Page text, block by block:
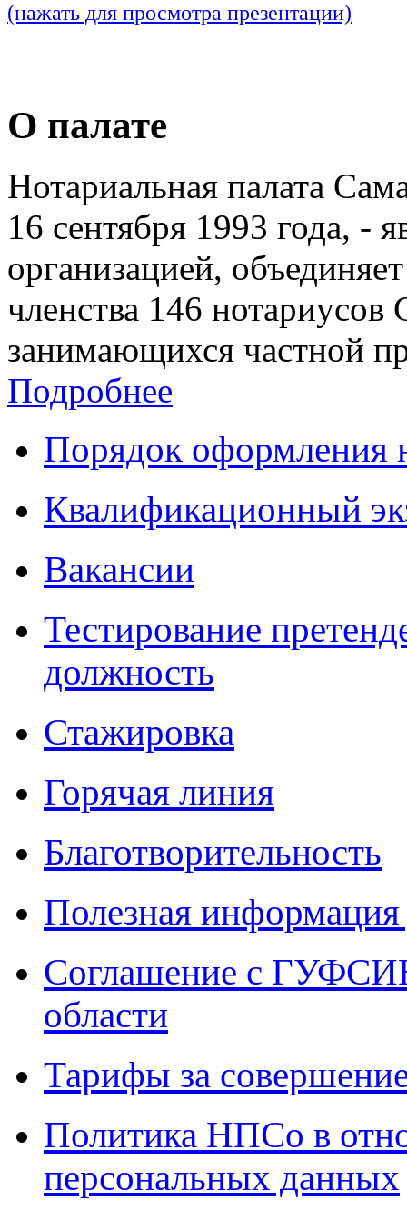
(нажать для просмотра презентации)
О палате
Нотариальная палата
16 сентября 1993 года, -
организацией,
членства 146 нотариусов
занимающихся частной
Подробнее
Порядок оформления
Квалификационный
Вакансии
Тестирование
должность
Стажировка
Горячая линия
Благотворительность
Полезная
Соглашение с
области
Тарифы за
Политика НПСо в
персональных данных